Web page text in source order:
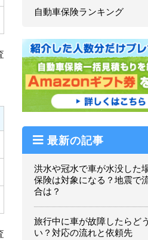
自動車保険ランキング
最新の記事
洪水や冠水で車が水没した
保険は対象になる？地震で
合は？
旅行中に車が故障したらど
い？対応の流れと依頼先